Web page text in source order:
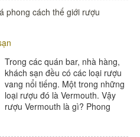
#thiết bị nhà hàng - bếp
phong cách thế giới rượu
Trong các quán bar, nhà hàng,
khách sạn đều có các loại rượu
vang nổi tiếng. Một trong những
loại rượu đó là Vermouth. Vậy
rượu Vermouth là gì? Phong